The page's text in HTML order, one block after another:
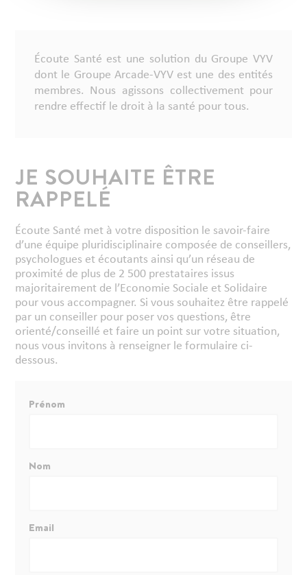
Écoute Santé est une solution du Groupe VYV
dont le Groupe Arcade-VYV est une des entités
membres. Nous agissons collectivement pour
rendre effectif le droit à la santé pour tous.
JE SOUHAITE ÊTRE
RAPPELÉ
Écoute Santé met à votre disposition le savoir-faire
d’une équipe pluridisciplinaire composée de conseillers,
psychologues et écoutants ainsi qu’un réseau de
proximité de plus de 2 500 prestataires issus
majoritairement de l’Economie Sociale et Solidaire
pour vous accompagner. Si vous souhaitez être rappelé
par un conseiller pour poser vos questions, être
orienté/conseillé et faire un point sur votre situation,
nous vous invitons à renseigner le formulaire ci-
dessous.
Prénom
Nom
Email